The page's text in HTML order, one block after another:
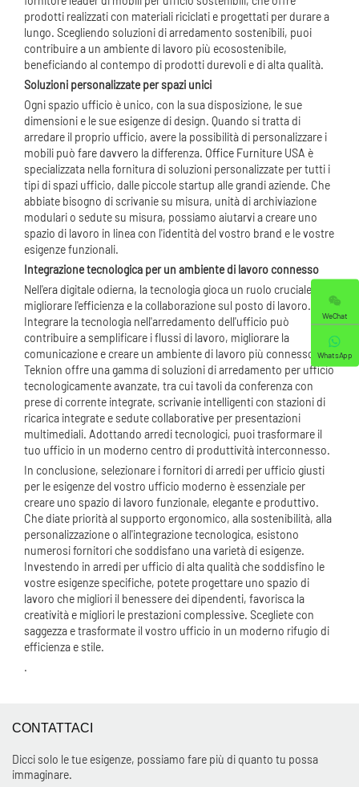
prodotti realizzati con materiali riciclati e progettati per durare a
lungo. Scegliendo soluzioni di arredamento sostenibili, puoi
contribuire a un ambiente di lavoro più ecosostenibile,
beneficiando al contempo di prodotti durevoli e di alta qualità.
Soluzioni personalizzate per spazi unici
Ogni spazio ufficio è unico, con la sua disposizione, le sue
dimensioni e le sue esigenze di design. Quando si tratta di
arredare il proprio ufficio, avere la possibilità di personalizzare i
mobili può fare davvero la differenza. Office Furniture USA è
specializzata nella fornitura di soluzioni personalizzate per tutti i
tipi di spazi ufficio, dalle piccole startup alle grandi aziende. Che
abbiate bisogno di scrivanie su misura, unità di archiviazione
modulari o sedute su misura, possiamo aiutarvi a creare uno
spazio di lavoro in linea con l'identità del vostro brand e le vostre
esigenze funzionali.
Integrazione tecnologica per un ambiente di lavoro connesso
Nell'era digitale odierna, la tecnologia gioca un ruolo cruciale nel
migliorare l'efficienza e la collaborazione sul posto di lavoro.
Integrare la tecnologia nell'arredamento dell'ufficio può
contribuire a semplificare i flussi di lavoro, migliorare la
comunicazione e creare un ambiente di lavoro più connesso.
Teknion offre una gamma di soluzioni di arredamento per ufficio
tecnologicamente avanzate, tra cui tavoli da conferenza con
prese di corrente integrate, scrivanie intelligenti con stazioni di
ricarica integrate e sedute collaborative per presentazioni
multimediali. Adottando arredi tecnologici, puoi trasformare il
tuo ufficio in un moderno centro di produttività interconnesso.
In conclusione, selezionare i fornitori di arredi per ufficio giusti
per le esigenze del vostro ufficio moderno è essenziale per
creare uno spazio di lavoro funzionale, elegante e produttivo.
Che diate priorità al supporto ergonomico, alla sostenibilità, alla
personalizzazione o all'integrazione tecnologica, esistono
numerosi fornitori che soddisfano una varietà di esigenze.
Investendo in arredi per ufficio di alta qualità che soddisfino le
vostre esigenze specifiche, potete progettare uno spazio di
lavoro che migliori il benessere dei dipendenti, favorisca la
creatività e migliori le prestazioni complessive. Scegliete con
saggezza e trasformate il vostro ufficio in un moderno rifugio di
efficienza e stile.
.
CONTATTACI
Dicci solo le tue esigenze, possiamo fare più di quanto tu possa
immaginare.
WeChat
WhatsApp